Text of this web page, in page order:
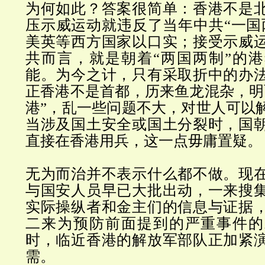
为何如此？答案很简单：香港不是
压示威运动就违反了当年中共“一
美英等西方国家以口实；接受示威
共而言，就是朝着“两国两制 ”的
能。为今之计，只有采取折中的办
正香港不是首都，历来鱼龙混杂，
港”， 乱一些问题不大，对世人可以
当涉及国土安全或国土分裂时，国
直接在香港用兵，这一点毋庸置疑。
无为而治并不表示什么都不做。现
与国安人员早已大批出动，一来搜
实际操纵者和金主们的信息与证据
二来为预防前面提到的严重事件
时，临近香港的解放军部队正加紧
需。